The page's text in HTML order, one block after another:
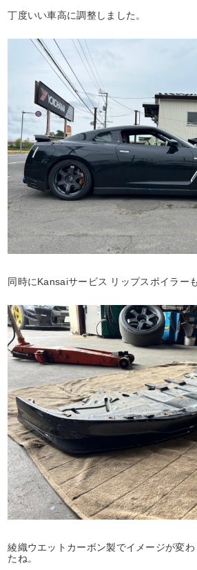
丁度いい車高に調整しました。
同時にKansaiサービス リップスポイラー
綾織ウエットカーボン製でイメージが変
たね。